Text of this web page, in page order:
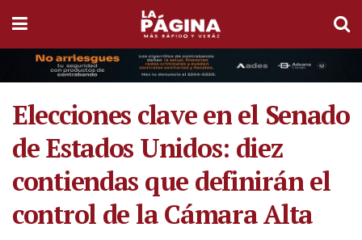
Elecciones clave en el Senado
de Estados Unidos: diez
contiendas que definirán el
control de la Cámara Alta